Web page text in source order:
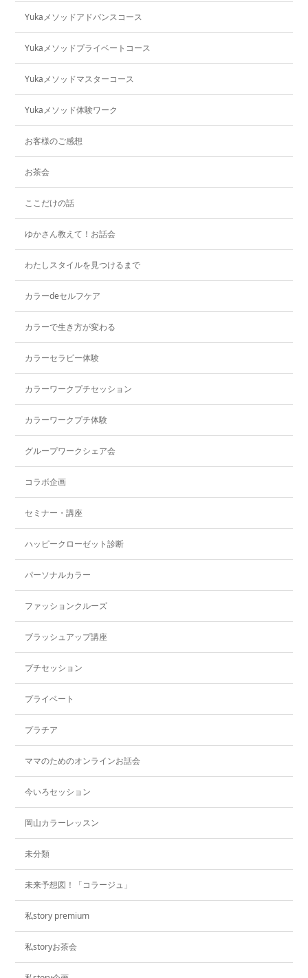
Yukaメソッドアドバンスコース
Yukaメソッドプライベートコース
Yukaメソッドマスターコース
Yukaメソッド体験ワーク
お客様のご感想
お茶会
ここだけの話
ゆかさん教えて！お話会
わたしスタイルを見つけるまで
カラーdeセルフケア
カラーで生き方が変わる
カラーセラピー体験
カラーワークプチセッション
カラーワークプチ体験
グループワークシェア会
コラボ企画
セミナー・講座
ハッピークローゼット診断
パーソナルカラー
ファッションクルーズ
ブラッシュアップ講座
プチセッション
プライベート
プラチア
ママのためのオンラインお話会
今いろセッション
岡山カラーレッスン
未分類
未来予想図！「コラージュ」
私story premium
私storyお茶会